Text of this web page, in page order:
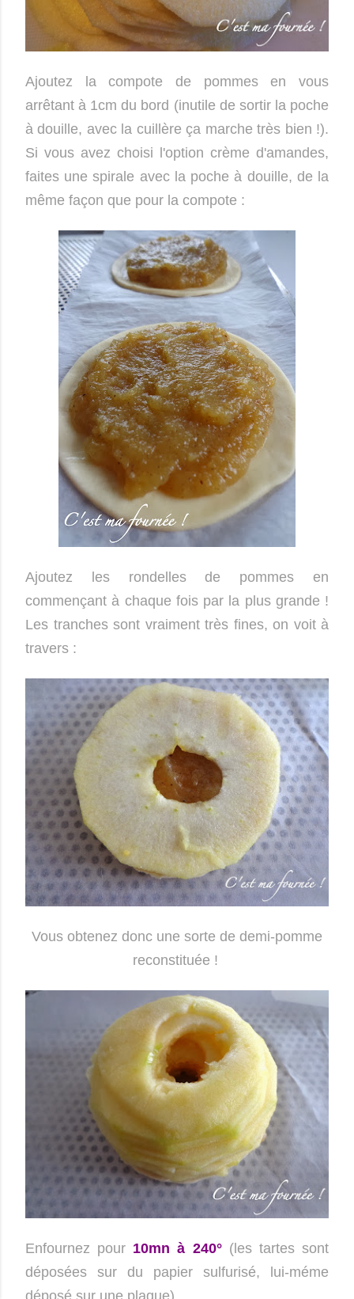
Ajoutez la compote de pommes en vous
arrêtant à 1cm du bord (inutile de sortir la poche
à douille, avec la cuillère ça marche très bien !).
Si vous avez choisi l'option crème d'amandes,
faites une spirale avec la poche à douille, de la
même façon que pour la compote :
Ajoutez les rondelles de pommes en
commençant à chaque fois par la plus grande !
Les tranches sont vraiment très fines, on voit à
travers :
Vous obtenez donc une sorte de demi-pomme
reconstituée !
Enfournez pour 10mn à 240° (les tartes sont
déposées sur du papier sulfurisé, lui-méme
déposé sur une plaque).